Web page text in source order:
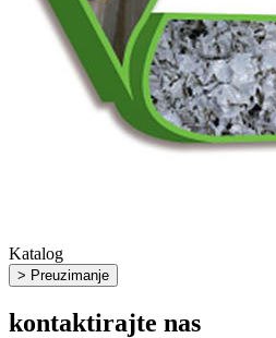
Katalog
> Preuzimanje
kontaktirajte nas